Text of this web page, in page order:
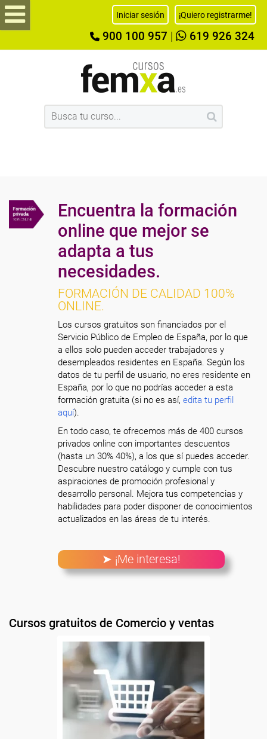
Iniciar sesión ¡Quiero registrarme!
900 100 957 619 926 324
Encuentra la formación
online que mejor se
adapta a tus
necesidades.
FORMACIÓN DE CALIDAD 100%
ONLINE.
Los cursos gratuitos son financiados por el
Servicio Público de Empleo de España, por lo que
a ellos solo pueden acceder trabajadores y
desempleados residentes en España. Según los
datos de tu perfil de usuario, no eres residente en
España, por lo que no podrías acceder a esta
formación gratuita (si no es así,edita tu perfil
aquí).
En todo caso, te ofrecemos más de 400 cursos
privados online con importantes descuentos
(hasta un 30% 40%), a los que sí puedes acceder.
Descubre nuestro catálogo y cumple con tus
aspiraciones de promoción profesional y
desarrollo personal. Mejora tus competencias y
habilidades para poder disponer de conocimientos
actualizados en las áreas de tu interés.
➤ ¡Me interesa!
Cursos gratuitos de Comercio y ventas